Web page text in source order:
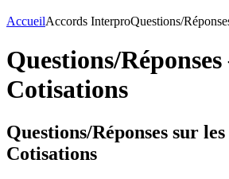
AccueilAccords InterproQuestions/
Questions/
Cotisations
Questions/Réponses sur
Cotisations